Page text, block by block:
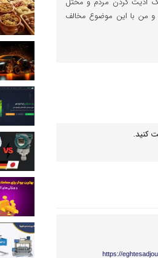
و من با این موضوع مخالف
کنید.
https://